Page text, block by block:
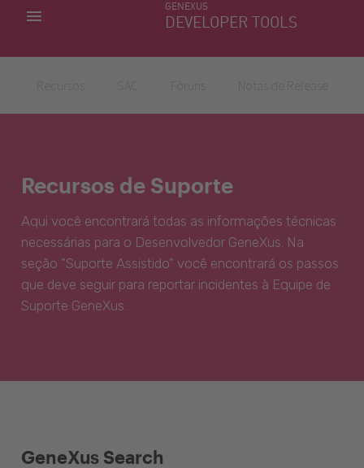
GENEXUS
DEVELOPER TOOLS
MINHAS APLICACÕES
Recursos de Suporte
Aqui você encontrará todas as informações técnicas
necessárias para o Desenvolvedor GeneXus. Na
seção "Suporte Assistido" você encontrará os passos
que deve seguir para reportar incidentes à Equipe de
Suporte GeneXus.
GeneXus Search